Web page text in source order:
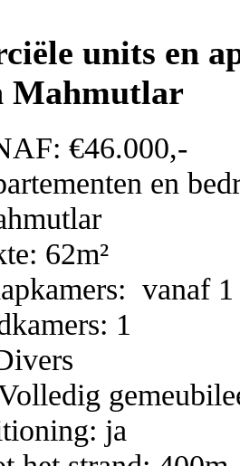
units en
Mahmutlar
€46.000,-
en
62m²
vanaf 1
1
ja